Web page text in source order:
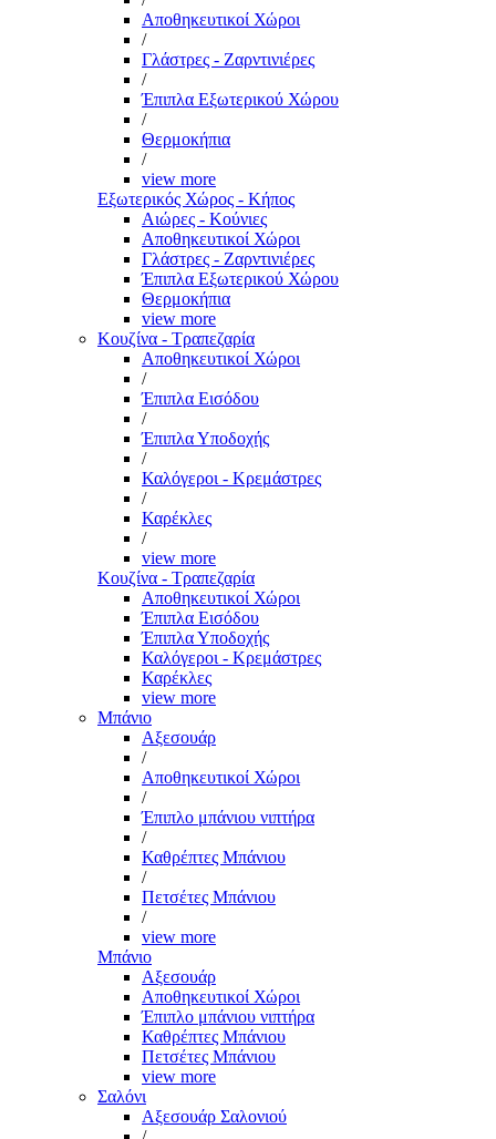
Αποθηκευτικοί Χώροι
/
Γλάστρες - Ζαρντινιέρες
/
Έπιπλα Εξωτερικού Χώρου
/
Θερμοκήπια
/
view more
Εξωτερικός Χώρος - Κήπος
Αιώρες - Κούνιες
Αποθηκευτικοί Χώροι
Γλάστρες - Ζαρντινιέρες
Έπιπλα Εξωτερικού Χώρου
Θερμοκήπια
view more
Κουζίνα - Τραπεζαρία
Αποθηκευτικοί Χώροι
/
Έπιπλα Εισόδου
/
Έπιπλα Υποδοχής
/
Καλόγεροι - Κρεμάστρες
/
Καρέκλες
/
view more
Κουζίνα - Τραπεζαρία
Αποθηκευτικοί Χώροι
Έπιπλα Εισόδου
Έπιπλα Υποδοχής
Καλόγεροι - Κρεμάστρες
Καρέκλες
view more
Μπάνιο
Αξεσουάρ
/
Αποθηκευτικοί Χώροι
/
Έπιπλο μπάνιου νιπτήρα
/
Καθρέπτες Μπάνιου
/
Πετσέτες Μπάνιου
/
view more
Μπάνιο
Αξεσουάρ
Αποθηκευτικοί Χώροι
Έπιπλο μπάνιου νιπτήρα
Καθρέπτες Μπάνιου
Πετσέτες Μπάνιου
view more
Σαλόνι
Αξεσουάρ Σαλονιού